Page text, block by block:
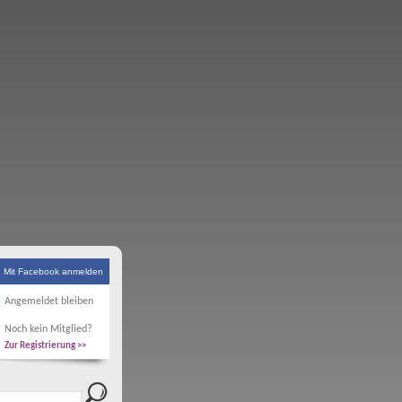
Mit Facebook anmelden
Angemeldet bleiben
Noch kein Mitglied?
Zur Registrierung >>